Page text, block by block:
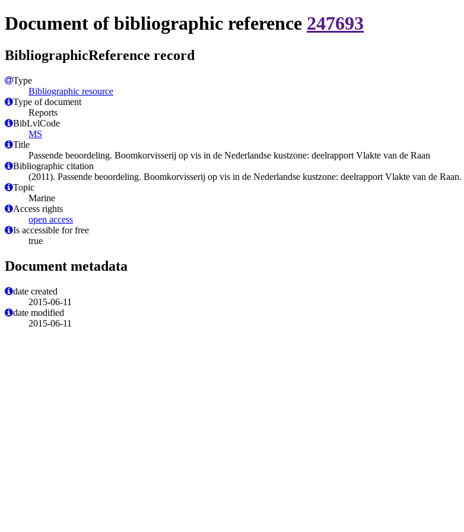
Document of bibliographic reference 247693
BibliographicReference record
Type
Bibliographic resource
Type of document
Reports
BibLvlCode
MS
Title
Passende beoordeling. Boomkorvisserij op vis in de Nederlandse kustzone: deelrapport Vlakte van de Raan
Bibliographic citation
(2011). Passende beoordeling. Boomkorvisserij op vis in de Nederlandse kustzone: deelrapport Vlakte van de Raan.
Topic
Marine
Access rights
open access
Is accessible for free
true
Document metadata
date created
2015-06-11
date modified
2015-06-11